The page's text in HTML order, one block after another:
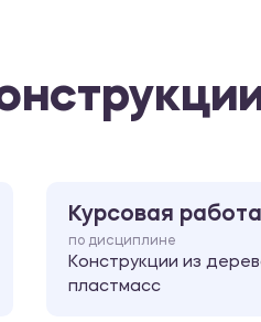
Курсовая работа
по дисциплине
Конструкции из
пластмасс